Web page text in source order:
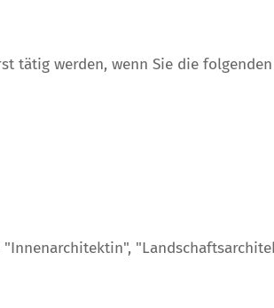
werden, wenn Sie die